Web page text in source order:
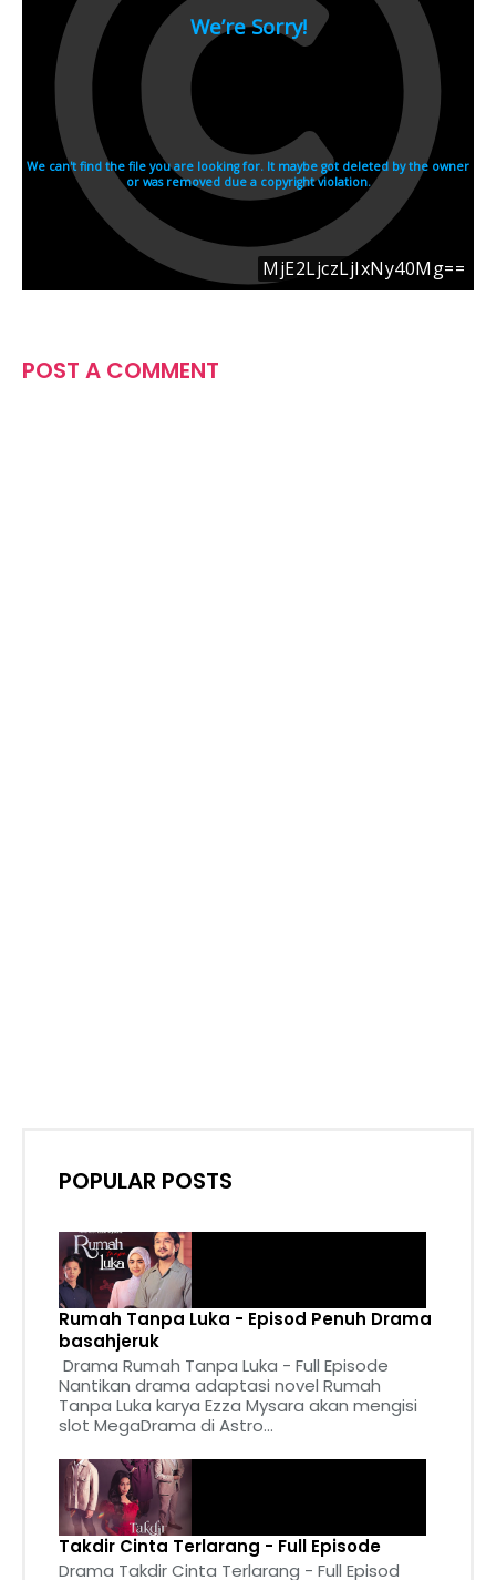
POST A COMMENT
POPULAR POSTS
Rumah Tanpa Luka - Episod Penuh Drama
basahjeruk
Drama Rumah Tanpa Luka - Full Episode
Nantikan drama adaptasi novel Rumah
Tanpa Luka karya Ezza Mysara akan mengisi
slot MegaDrama di Astro...
Takdir Cinta Terlarang - Full Episode
Drama Takdir Cinta Terlarang - Full Episod